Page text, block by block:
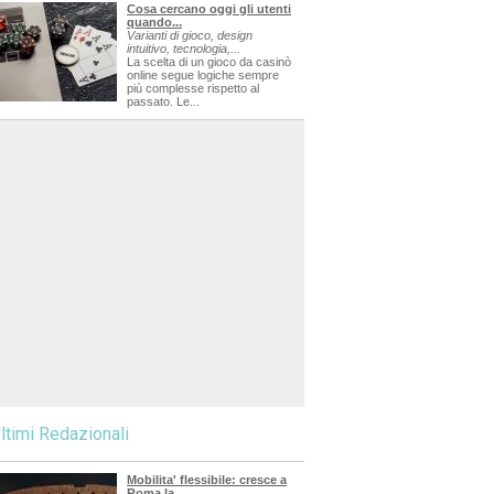
Cosa cercano oggi gli utenti
quando...
Varianti di gioco, design
intuitivo, tecnologia,...
La scelta di un gioco da casinò
online segue logiche sempre
più complesse rispetto al
passato. Le...
Redazionali
Mobilita' flessibile: cresce a